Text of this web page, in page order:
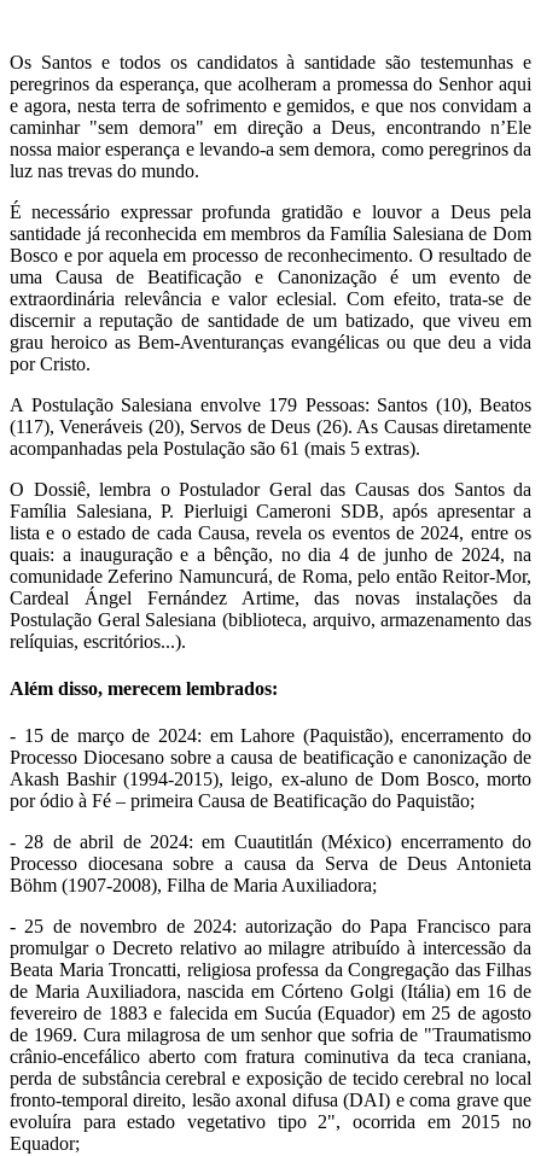
Os Santos e todos os candidatos à santidade são testemunhas e
peregrinos da esperança, que acolheram a promessa do Senhor aqui
e agora, nesta terra de sofrimento e gemidos, e que nos convidam a
caminhar "sem demora" em direção a Deus, encontrando n’Ele
nossa maior esperança e levando-a sem demora, como peregrinos da
luz nas trevas do mundo.
É necessário expressar profunda gratidão e louvor a Deus pela
santidade já reconhecida em membros da Família Salesiana de Dom
Bosco e por aquela em processo de reconhecimento. O resultado de
uma Causa de Beatificação e Canonização é um evento de
extraordinária relevância e valor eclesial. Com efeito, trata-se de
discernir a reputação de santidade de um batizado, que viveu em
grau heroico as Bem-Aventuranças evangélicas ou que deu a vida
por Cristo.
A Postulação Salesiana envolve 179 Pessoas: Santos (10), Beatos
(117), Veneráveis (20), Servos de Deus (26). As Causas diretamente
acompanhadas pela Postulação são 61 (mais 5 extras).
O Dossiê, lembra o Postulador Geral das Causas dos Santos da
Família Salesiana, P. Pierluigi Cameroni SDB, após apresentar a
lista e o estado de cada Causa, revela os eventos de 2024, entre os
quais: a inauguração e a bênção, no dia 4 de junho de 2024, na
comunidade Zeferino Namuncurá, de Roma, pelo então Reitor-Mor,
Cardeal Ángel Fernández Artime, das novas instalações da
Postulação Geral Salesiana (biblioteca, arquivo, armazenamento das
relíquias, escritórios...).
Além disso, merecem lembrados:
- 15 de março de 2024: em Lahore (Paquistão), encerramento do
Processo Diocesano sobre a causa de beatificação e canonização de
Akash Bashir (1994-2015), leigo, ex-aluno de Dom Bosco, morto
por ódio à Fé – primeira Causa de Beatificação do Paquistão;
- 28 de abril de 2024: em Cuautitlán (México) encerramento do
Processo diocesana sobre a causa da Serva de Deus Antonieta
Böhm (1907-2008), Filha de Maria Auxiliadora;
- 25 de novembro de 2024: autorização do Papa Francisco para
promulgar o Decreto relativo ao milagre atribuído à intercessão da
Beata Maria Troncatti, religiosa professa da Congregação das Filhas
de Maria Auxiliadora, nascida em Córteno Golgi (Itália) em 16 de
fevereiro de 1883 e falecida em Sucúa (Equador) em 25 de agosto
de 1969. Cura milagrosa de um senhor que sofria de "Traumatismo
crânio-encefálico aberto com fratura cominutiva da teca craniana,
perda de substância cerebral e exposição de tecido cerebral no local
fronto-temporal direito, lesão axonal difusa (DAI) e coma grave que
evoluíra para estado vegetativo tipo 2", ocorrida em 2015 no
Equador;